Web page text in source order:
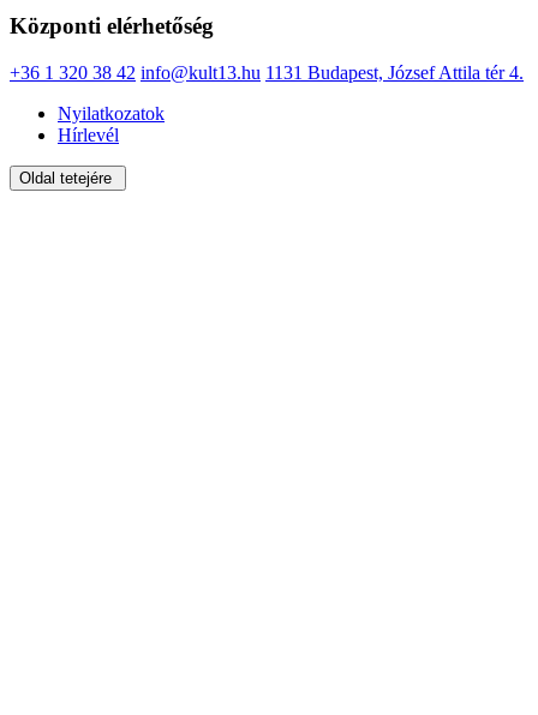
Központi elérhetőség
+36 1 320 38 42 info@kult13.hu 1131 Budapest, József Attila tér 4.
Nyilatkozatok
Hírlevél
Oldal tetejére